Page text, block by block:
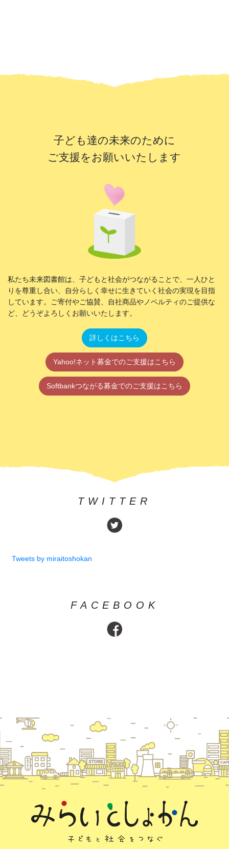
子ども達の未来のために
ご支援をお願いいたします
私たち未来図書館は、子どもと社会がつながることで、一人ひと
りを尊重し合い、自分らしく幸せに生きていく社会の実現を目指
しています。ご寄付やご協賛、自社商品やノベルティのご提供な
ど、どうぞよろしくお願いいたします。
詳しくはこちら
Yahoo!ネット募金でのご支援はこちら
Softbankつながる募金でのご支援はこちら
TWITTER
Tweets by miraitoshokan
FACEBOOK